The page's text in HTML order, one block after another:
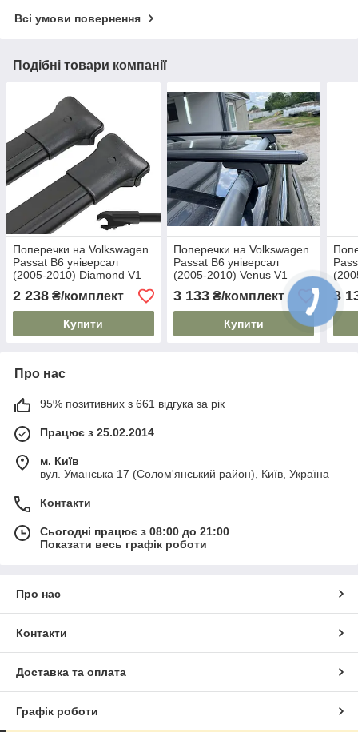
Всі умови повернення
Подібні товари компанії
Поперечки на Volkswagen
Passat B6 універсал
(2005-2010) Diamond V1
Black. На стандартні
рейлінги. Без замка. Чорні
2 238 ₴/комплект
Купити
Поперечки на Volkswagen
Passat B6 універсал
(2005-2010) Venus V1
Black. На стандартні
рейлінги. Без замка. Чорні
3 133₴/комплект
Купити
3
Про нас
95% позитивних з 661 відгука за рік
Працює з 25.02.2014
м. Київ
вул. Уманська 17 (Солом'янський район), Київ, Україна
Контакти
Сьогодні працює з 08:00 до 21:00
Показати весь графік роботи
Про нас
Контакти
Доставка та оплата
Графік роботи